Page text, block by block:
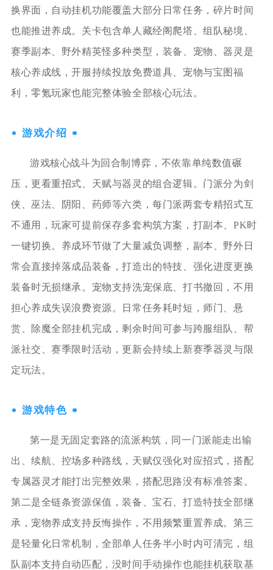
换界面，自动挂机功能覆盖大部分日常任务，碎片时间
也能推进养成。关卡包含单人藏经阁爬塔、组队秘境、
赛季副本、野外精英怪多种类型，装备、宠物、器灵是
核心养成线，开服持续投放免费道具、宠物与宝图福
利，零氪玩家也能完整体验全部核心玩法。
游戏介绍
游戏核心战斗为回合制博弈，不依靠单纯数值碾
压，更看重招式、天赋与器灵的组合逻辑。门派分为剑
侠、巫法、阴阳、药师等六类，每门派两套专精招式互
不通用，玩家可提前保存多套构筑方案，打副本、PK时
一键切换。养成环节做了大量减负调整，副本、野外日
常会直接掉落成品装备，打造出的特技、强化进度更换
装备时无损继承。宠物支持洗宠保底、打书撤回，不用
担心养成失误浪费资源。日常任务耗时短，师门、悬
赏、除魔全部挂机完成，剩余时间可参与跨服组队、帮
派社交、赛季限时活动，更新会持续上新赛季器灵与限
定玩法。
游戏特色
第一是无固定套路的流派构筑，同一门派能走出输
出、续航、控场多种路线，天赋仅强化对应招式，搭配
专属器灵才能打出完整效果，搭配思路没有标准答案。
第二是全链条资源保值，装备、宝石、打造特技全部继
承，宠物养成支持反悔操作，不用频繁重置养成。第三
是轻量化日常机制，全部单人任务半小时内可清完，组
队副本支持自动匹配，没时间手动操作也能挂机获取基